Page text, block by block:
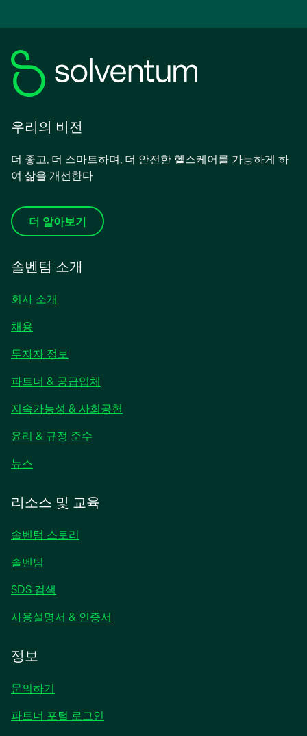
우리의 비전
더 좋고, 더 스마트하며, 더 안전한 헬스케어를 가능하게 하
여 삶을 개선한다
더 알아보기
솔벤텀 소개
회사 소개
채용
투자자 정보
에
서
림
파트너 & 공급업체
지속가능성 & 사회공헌
윤리 & 규정 준수
뉴스
에
서
열
림
리소스 및 교육
솔벤텀 스토리
솔벤텀
SDS 검색
사용설명서 & 인증서
정보
문의하기
파트너 포털 로그인